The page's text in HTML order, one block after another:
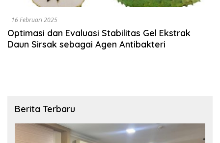
16 Februari 2025
Optimasi dan Evaluasi Stabilitas Gel Ekstrak
Daun Sirsak sebagai Agen Antibakteri
Berita Terbaru